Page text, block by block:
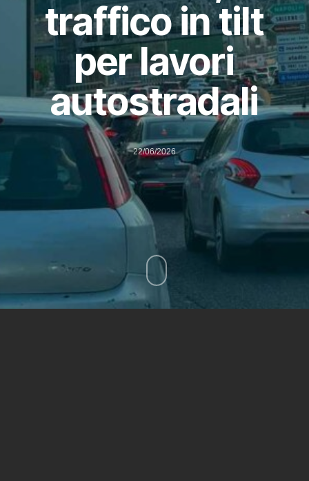
traffico in tilt
per lavori
autostradali
22/06/2026